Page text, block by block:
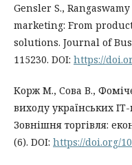
Gensler S.,
marketing: From
solutions. Journal of
115230. DOI: https://
Корж М., Сова В.,
виходу українських
Зовнішня торгівля:
(6). DOI: https://doi.org/